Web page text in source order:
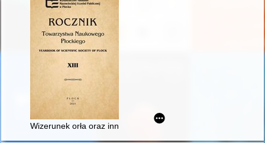
Wizerunek orła oraz inne znaki stosowane w strażach